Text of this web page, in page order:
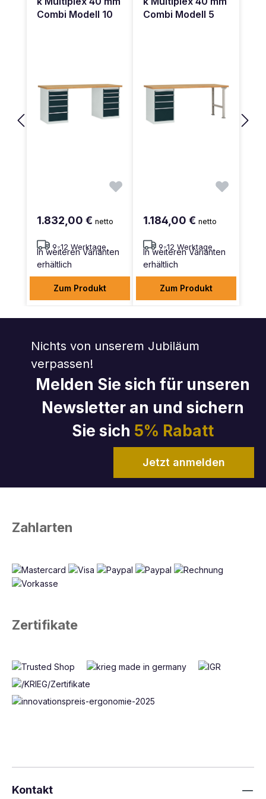
Combi Modell 10
1.832,00 € netto
9-12 Werktage
In weiteren Varianten
erhältlich
Zum Produkt
Combi Modell 5
1.184,00 € netto
9-12 Werktage
In weiteren Varianten
erhältlich
Zum Produkt
Nichts von unserem Jubiläum
verpassen!
Melden Sie sich für unseren
Newsletter an und sichern
Sie sich 5% Rabatt
Jetzt anmelden
Zahlarten
Zertifikate
Kontakt